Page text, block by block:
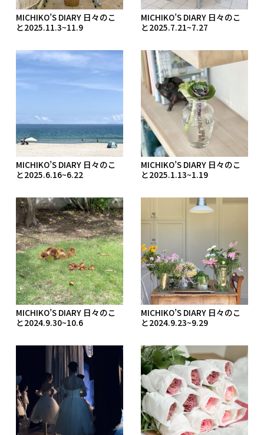
MICHIKO’S DIARY 日々のこ
と2025.11.3~11.9
MICHIKO’S DIARY 日々のこ
と2025.7.21~7.27
MICHIKO’S DIARY 日々のこ
と2025.6.16~6.22
MICHIKO’S DIARY 日々のこ
と2025.1.13~1.19
MICHIKO’S DIARY 日々のこ
と2024.9.30~10.6
MICHIKO’S DIARY 日々のこ
と2024.9.23~9.29